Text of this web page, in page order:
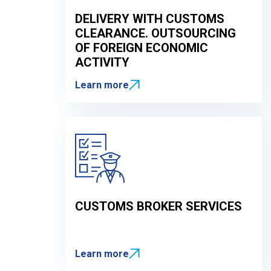
DELIVERY WITH CUSTOMS
CLEARANCE. OUTSOURCING
OF FOREIGN ECONOMIC
ACTIVITY
Learn more
CUSTOMS BROKER SERVICES
Learn more